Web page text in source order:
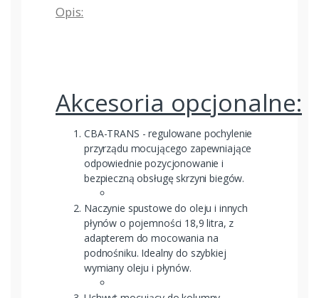
Opis:
Akcesoria opcjonalne:
CBA-TRANS - regulowane pochylenie
przyrządu mocującego zapewniające
odpowiednie pozycjonowanie i
bezpieczną obsługę skrzyni biegów.
Naczynie spustowe do oleju i innych
płynów o pojemności 18,9 litra, z
adapterem do mocowania na
podnośniku. Idealny do szybkiej
wymiany oleju i płynów.